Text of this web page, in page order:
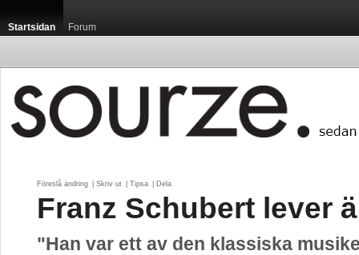
Startsidan Forum
Föreslå ändring Skriv ut Tipsa Dela
Franz Schubert lever
"Han var ett av den klassiska